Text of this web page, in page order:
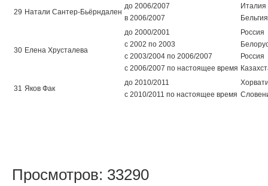
29 Натали Сантер-Бьёрндален
до 2006/2007
Италия
в 2006/2007
Бельгия
30 Елена Хрусталева
до 2000/2001
Россия
с 2002 по 2003
с 2003/2004 по 2006/2007
Россия
с 2006/2007 по настоящее время
31 Яков Фак
до 2010/2011
с 2010/2011 по настоящее время
Просмотров: 33290